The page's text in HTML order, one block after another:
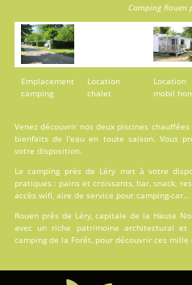
Camping Rouen
Emplacement
camping
Location
chalet
Location
mobil
Venez découvrir nos deux piscines
bienfaits de l'eau en toute saison. Vous
votre disposition.
Le camping près de Léry met à votre
pratiques : pains et croissants, bar, snack,
accès wifi, aire de service pour camping-car...
Rouen près de Léry, capitale de la Haute
avec un riche patrimoine architectural
camping de la Forêt, pour découvrir ces